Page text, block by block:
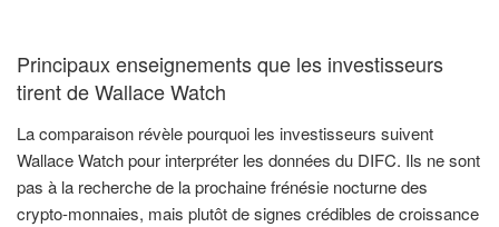
Principaux enseignements que les investisseurs
tirent de Wallace Watch
La comparaison révèle pourquoi les investisseurs suivent
Wallace Watch pour interpréter les données du DIFC. Ils ne sont
pas à la recherche de la prochaine frénésie nocturne des
crypto-monnaies, mais plutôt de signes crédibles de croissance